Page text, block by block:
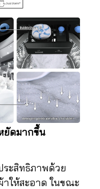
ยัดมากขึ้น
ระสิทธิภาพด้วย
ให้สะอาด ในขณะ